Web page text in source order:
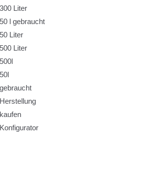
Liter
l gebraucht
Liter
Liter